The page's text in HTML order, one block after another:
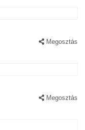
Megosztás
Megosztás